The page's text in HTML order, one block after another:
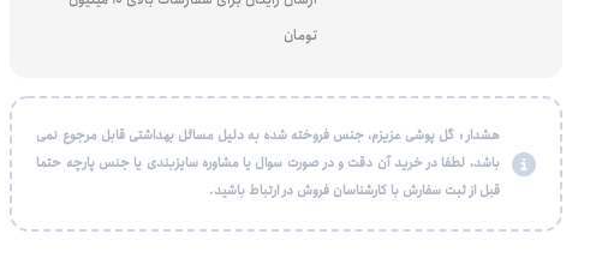
تومان
هشدار : گل پوشی عزیزم، جنس فروخته شده به دلیل مسائل بهداشتی قابل مرجوع نمی
باشد، لطفا در خرید آن دقت و در صورت سوال یا مشاوره سایزبندی یا جنس پارچه حتما
قبل از ثبت سفارش با کارشناسان فروش در ارتباط باشید.